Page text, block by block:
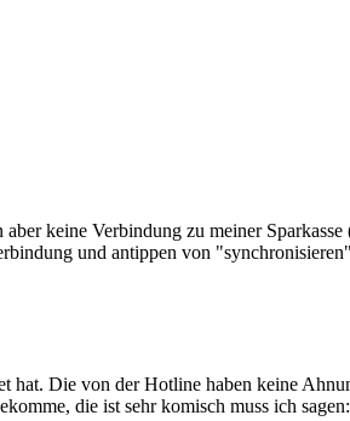
keine Verbindung zu meiner
und antippen von
Die von der Hotline haben keine
die ist sehr komisch muss ich sagen: